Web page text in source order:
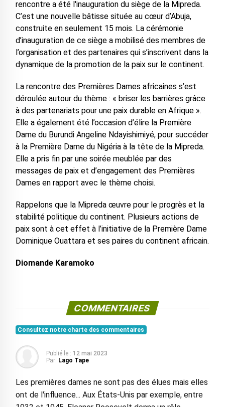
rencontre a été l'inauguration du siège de la Mipreda.
C’est une nouvelle bâtisse située au cœur d’Abuja,
construite en seulement 15 mois. La cérémonie
d’inauguration de ce siège a mobilisé des membres de
l’organisation et des partenaires qui s’inscrivent dans la
dynamique de la promotion de la paix sur le continent.
La rencontre des Premières Dames africaines s’est
déroulée autour du thème : « briser les barrières grâce
à des partenariats pour une paix durable en Afrique ».
Elle a également été l’occasion d’élire la Première
Dame du Burundi Angeline Ndayishimiyé, pour succéder
à la Première Dame du Nigéria à la tête de la Mipreda.
Elle a pris fin par une soirée meublée par des
messages de paix et d’engagement des Premières
Dames en rapport avec le thème choisi.
Rappelons que la Mipreda œuvre pour le progrès et la
stabilité politique du continent. Plusieurs actions de
paix sont à cet effet à l’initiative de la Première Dame
Dominique Ouattara et ses paires du continent africain.
Diomande Karamoko
COMMENTAIRES
Consultez notre charte des commentaires
Publié le : 12 mai 2023
Par: Lago Tape
Les premières dames ne sont pas des élues mais elles
ont de l'influence... Aux États-Unis par exemple, entre